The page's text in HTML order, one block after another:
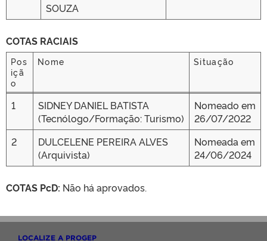
SOUZA
COTAS RACIAIS
Pos
içã
o
Nome Situação
içã
1
SIDNEY DANIEL BATISTA
(Tecnólogo/Formação: Turismo)
Nomeado em
26/07/2022
2
DULCELENE PEREIRA ALVES
(Arquivista)
Nomeada em
24/06/2024
COTAS PcD: Não há aprovados.
LOCALIZE A PROGEP